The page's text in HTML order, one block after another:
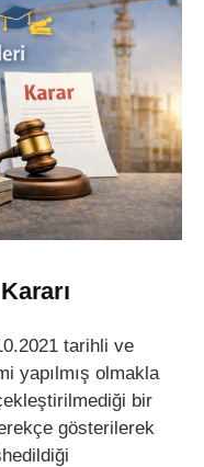
tarihli ve
yapılmış olmakla
bir
gösterilerek